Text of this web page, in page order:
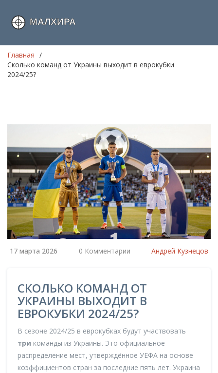
Главная
Сколько команд от Украины выходит в еврокубки
2024/25?
17 марта 2026 0 Комментарии Андрей Кузнецов
СКОЛЬКО КОМАНД ОТ
УКРАИНЫ ВЫХОДИТ В
ЕВРОКУБКИ 2024/25?
В сезоне 2024/25 в еврокубках будут участвовать
три команды из Украины. Это официальное
распределение мест, утверждённое УЕФА на основе
коэффициентов стран за последние пять лет. Украина